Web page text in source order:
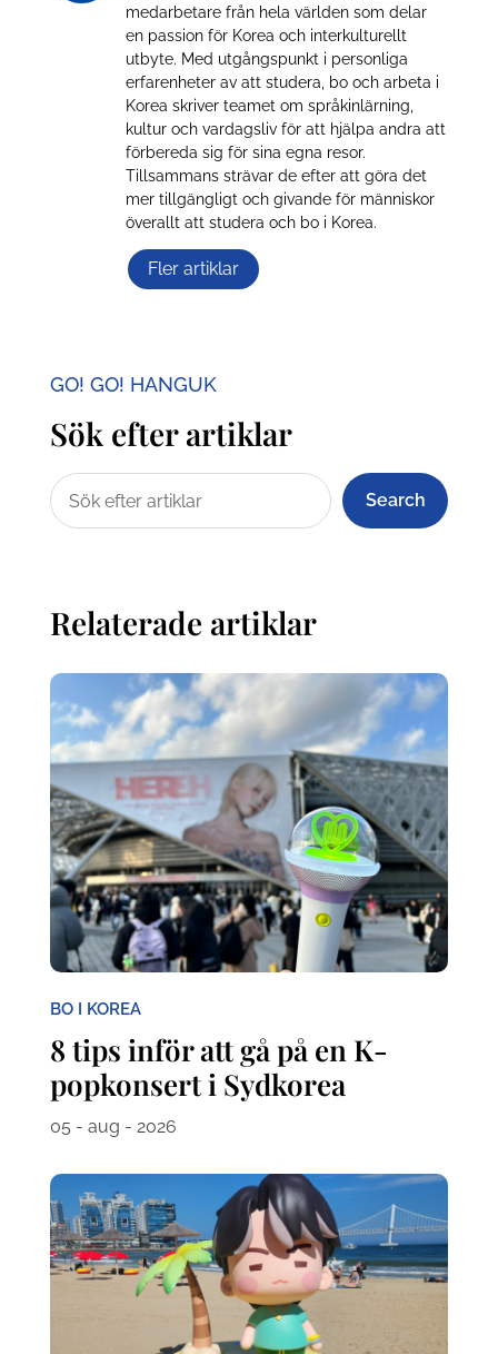
medarbetare från hela världen som delar
en passion för Korea och interkulturellt
utbyte. Med utgångspunkt i personliga
erfarenheter av att studera, bo och arbeta i
Korea skriver teamet om språkinlärning,
kultur och vardagsliv för att hjälpa andra att
förbereda sig för sina egna resor.
Tillsammans strävar de efter att göra det
mer tillgängligt och givande för människor
överallt att studera och bo i Korea.
Fler artiklar
GO! GO! HANGUK
Sök efter artiklar
Search
Relaterade artiklar
BO I KOREA
8 tips inför att gå på en K-
popkonsert i Sydkorea
05 - aug - 2026